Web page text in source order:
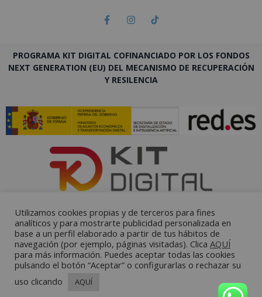
PROGRAMA KIT DIGITAL COFINANCIADO POR LOS FONDOS
NEXT GENERATION (EU) DEL MECANISMO DE RECUPERACIÓN
Y RESILENCIA
Utilizamos cookies propias y de terceros para fines
analíticos y para mostrarte publicidad personalizada en
base a un perfil elaborado a partir de tus hábitos de
navegación (por ejemplo, páginas visitadas). Clica AQUÍ
para más información. Puedes aceptar todas las cookies
pulsando el botón “Aceptar” o configurarlas o rechazar su
uso clicando
AQUÍ